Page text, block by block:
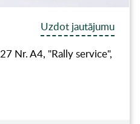
Uzdot jautājumu
Nr. A4, "Rally service",